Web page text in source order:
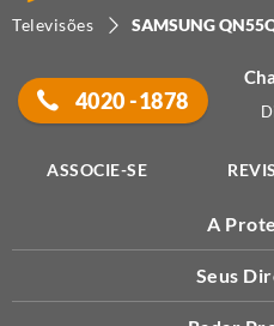
Televisões
SAMSUNG
4020 -1878
ASSOCIE-SE
A
Seus